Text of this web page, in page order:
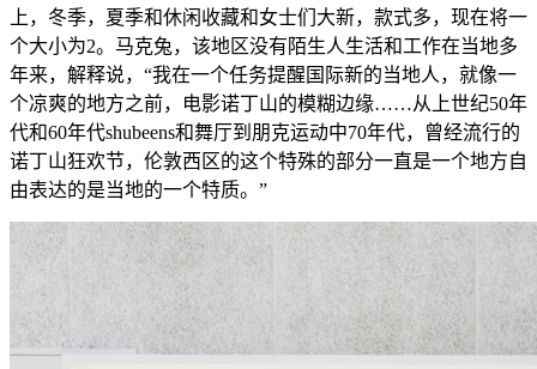
上，冬季，夏季和休闲收藏和女士们大新，款式多，现在将一
个大小为2。马克兔，该地区没有陌生人生活和工作在当地多
年来，解释说，“我在一个任务提醒国际新的当地人，就像一
个凉爽的地方之前，电影诺丁山的模糊边缘……从上世纪50年
代和60年代shubeens和舞厅到朋克运动中70年代，曾经流行的
诺丁山狂欢节，伦敦西区的这个特殊的部分一直是一个地方自
由表达的是当地的一个特质。”